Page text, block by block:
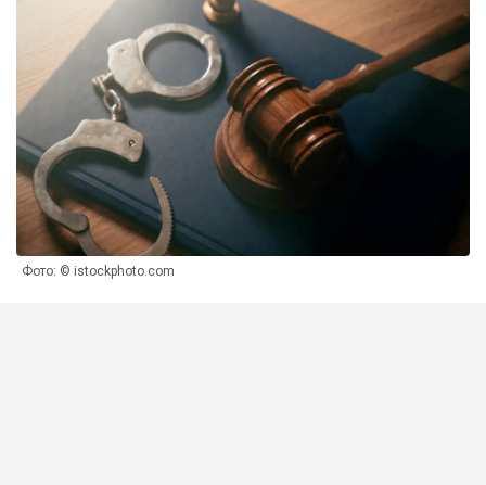
Фото: © istockphoto.com